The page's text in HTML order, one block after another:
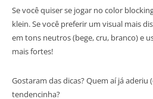
Se você quiser se jogar no color
klein. Se você preferir um visual mais
em tons neutros (bege, cru, branco) e
mais fortes!
Gostaram das dicas? Quem aí já aderiu
tendencinha?